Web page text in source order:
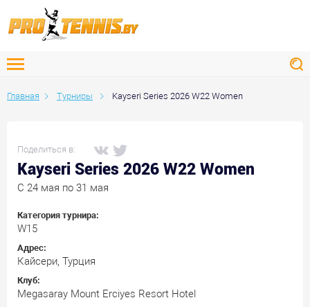
Главная Турниры Kayseri Series 2026 W22 Women
Поделиться в:
Kayseri Series 2026 W22 Women
C 24 мая по 31 мая
Категория турнира:
W15
Адрес:
Кайсери, Турция
Клуб:
Megasaray Mount Erciyes Resort Hotel